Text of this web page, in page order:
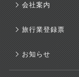
会社案内
旅行業登録票
お知らせ